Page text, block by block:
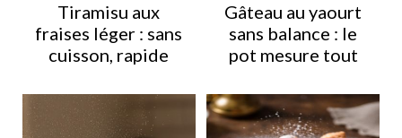
Tiramisu aux
fraises léger : sans
cuisson, rapide
Gâteau au yaourt
sans balance : le
pot mesure tout